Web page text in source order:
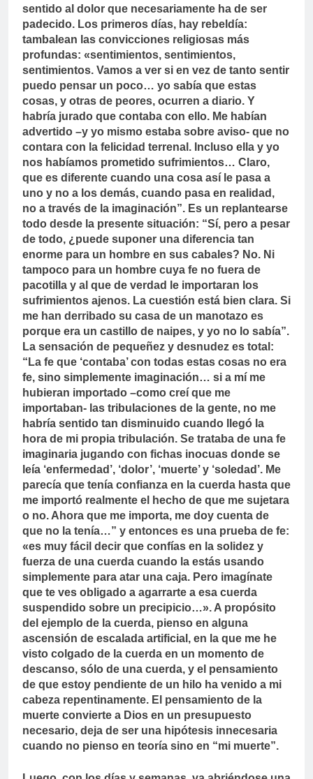
sentido al dolor que necesariamente ha de ser
padecido. Los primeros días, hay rebeldía:
tambalean las convicciones religiosas más
profundas: «sentimientos, sentimientos,
sentimientos. Vamos a ver si en vez de tanto sentir
puedo pensar un poco… yo sabía que estas
cosas, y otras de peores, ocurren a diario. Y
habría jurado que contaba con ello. Me habían
advertido –y yo mismo estaba sobre aviso- que no
contara con la felicidad terrenal. Incluso ella y yo
nos habíamos prometido sufrimientos… Claro,
que es diferente cuando una cosa así le pasa a
uno y no a los demás, cuando pasa en realidad,
no a través de la imaginación”. Es un replantearse
todo desde la presente situación: “Sí, pero a pesar
de todo, ¿puede suponer una diferencia tan
enorme para un hombre en sus cabales? No. Ni
tampoco para un hombre cuya fe no fuera de
pacotilla y al que de verdad le importaran los
sufrimientos ajenos. La cuestión está bien clara. Si
me han derribado su casa de un manotazo es
porque era un castillo de naipes, y yo no lo sabía”.
La sensación de pequeñez y desnudez es total:
“La fe que ‘contaba’ con todas estas cosas no era
fe, sino simplemente imaginación… si a mí me
hubieran importado –como creí que me
importaban- las tribulaciones de la gente, no me
habría sentido tan disminuido cuando llegó la
hora de mi propia tribulación. Se trataba de una fe
imaginaria jugando con fichas inocuas donde se
leía ‘enfermedad’, ‘dolor’, ‘muerte’ y ‘soledad’. Me
parecía que tenía confianza en la cuerda hasta que
me importó realmente el hecho de que me sujetara
o no. Ahora que me importa, me doy cuenta de
que no la tenía…” y entonces es una prueba de fe:
«es muy fácil decir que confías en la solidez y
fuerza de una cuerda cuando la estás usando
simplemente para atar una caja. Pero imagínate
que te ves obligado a agarrarte a esa cuerda
suspendido sobre un precipicio…». A propósito
del ejemplo de la cuerda, pienso en alguna
ascensión de escalada artificial, en la que me he
visto colgado de la cuerda en un momento de
descanso, sólo de una cuerda, y el pensamiento
de que estoy pendiente de un hilo ha venido a mi
cabeza repentinamente. El pensamiento de la
muerte convierte a Dios en un presupuesto
necesario, deja de ser una hipótesis innecesaria
cuando no pienso en teoría sino en “mi muerte”.